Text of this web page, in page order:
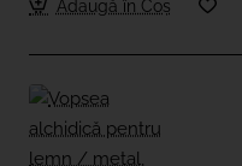
Adaugă în Coş